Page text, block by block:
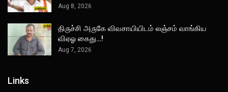
Aug 8, 2026
திருச்சி அருகே விவசாயியிடம் லஞ்சம் வாங்கிய
விஏஓ கைது…!
Aug 7, 2026
Links